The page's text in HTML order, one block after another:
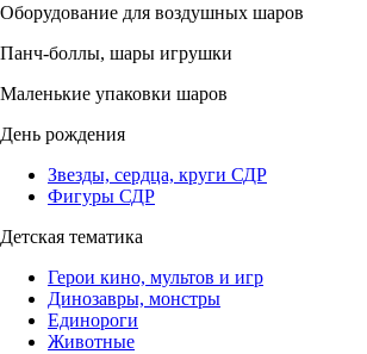
Оборудование для воздушных шаров
Панч-боллы, шары игрушки
Маленькие упаковки шаров
День рождения
Звезды, сердца, круги СДР
Фигуры СДР
Детская тематика
Герои кино, мультов и игр
Динозавры, монстры
Единороги
Животные